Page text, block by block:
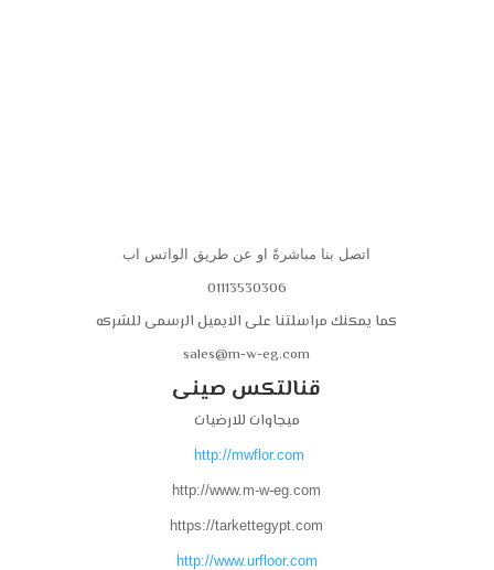
اتصل بنا مباشرةً او عن طريق الواتس اب
01113530306
كما يمكنك مراسلتنا على الايميل الرسمى للشركه
sales@m-w-eg.com
قنالتكس صينى
ميجاوات للارضيات
http://mwflor.com
http://www.m-w-eg.com
https://tarkettegypt.com
http://www.urfloor.com